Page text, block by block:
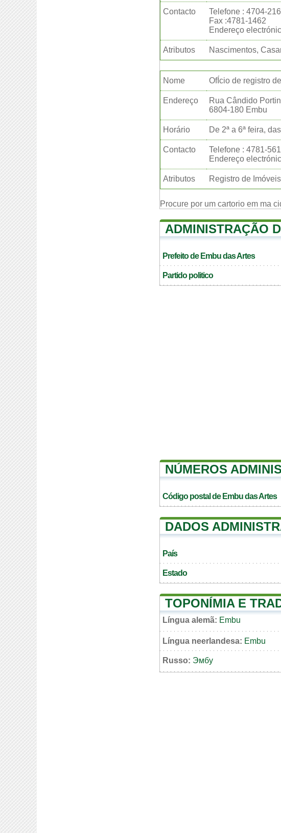
Contacto
Telefone : 4704-
Fax :4781-1462
Endereço
Atributos Nascimentos,
Nome OfÍcio de registro
Endereço
Rua Cândido
6804-180 Embu
Horário De 2ª a 6ª feira,
Contacto
Telefone : 4781-
Endereço
Atributos Registro de
Procure por um cartorio em ma
ADMINISTRAÇÃO
Prefeito de Embu das Artes
Partido politico
NÚMEROS
Código postal de Embu das Artes
DADOS
País
Estado
TOPONÍMIA E
Língua alemã: Embu
Língua neerlandesa: Embu
Russo: Эмбу